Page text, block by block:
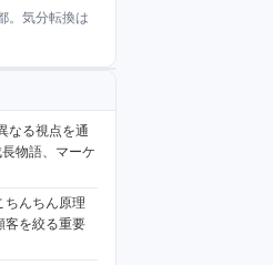
。気分転換は
なる視点を通
物語、マーケ
ちんちん原理
客を絞る重要